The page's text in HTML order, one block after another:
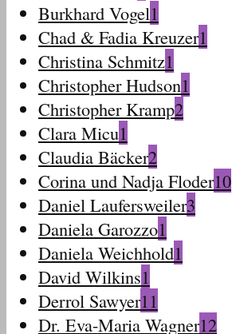
Burkhard Vogel1
Chad & Fadia Kreuzer1
Christina Schmitz1
Christopher Hudson1
Christopher Kramp2
Clara Micu1
Claudia Bäcker2
Corina und Nadja Floder10
Daniel Laufersweiler3
Daniela Garozzo1
Daniela Weichhold1
David Wilkins1
Derrol Sawyer11
Dr. Eva-Maria Wagner12